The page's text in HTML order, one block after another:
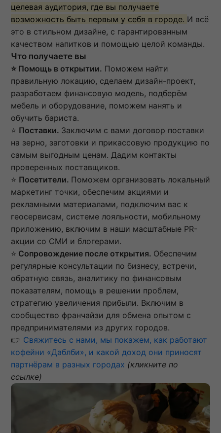
целевая аудитория, где вы получаете
возможность быть первым у себя в городе. И всё
это в стильном дизайне, с гарантированным
качеством напитков и помощью целой команды.
Что получаете вы
⭐ Помощь в открытии. Поможем найти
правильную локацию, сделаем дизайн-проект,
разработаем финансовую модель, подберём
мебель и оборудование, поможем нанять и
обучить бариста.
⭐ Поставки. Заключим с вами договор поставки
на зерно, заготовки и прикассовую продукцию по
самым выгодным ценам. Дадим контакты
проверенных поставщиков.
⭐ Посетители. Поможем организовать локальный
маркетинг точки, обеспечим акциями и
рекламными материалами, подключим вас к
геосервисам, системе лояльности, мобильному
приложению, включим в наши масштабные PR-
акции со СМИ и блогерами.
⭐ Сопровождение после открытия. Обеспечим
регулярные консультации по бизнесу, встречи,
обратную связь, аналитику по финансовым
показателям, помощь в решении проблем,
стратегию увеличения прибыли. Включим в
сообщество франчайзи для обмена опытом с
предпринимателями из других городов.
👉 Свяжитесь с нами, мы покажем, как работают
кофейни «Даблби», и какой доход они приносят
партнёрам в разных городах (кликните по
ссылке)